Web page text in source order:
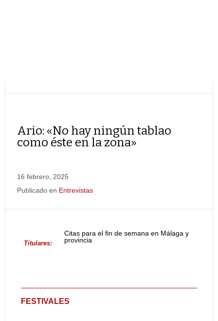
Ario: «No hay ningún tablao
como éste en la zona»
16 febrero, 2025
Publicado en Entrevistas
Titulares:
Citas para el fin de semana en Málaga y
provincia
FESTIVALES